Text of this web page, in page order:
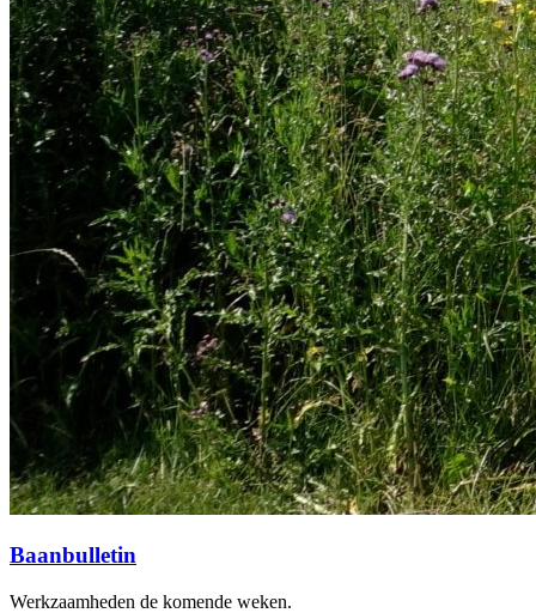
Baanbulletin
Werkzaamheden de komende weken.